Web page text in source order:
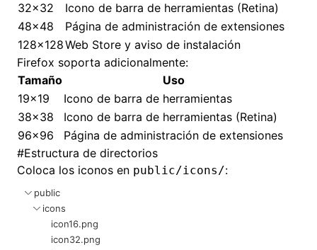
32x32
Icono de barra de herramientas (Retina)
48x48
Página de administración de extensiones
128x128Web Store y aviso de instalación
Firefox soporta adicionalmente:
Tamaño
Uso
19x19
Icono de barra de herramientas
38x38
Icono de barra de herramientas (Retina)
96x96
Página de administración de extensiones
#Estructura de directorios
Coloca los iconos en public/icons/:
public
icons
icon16.png
icon32.png